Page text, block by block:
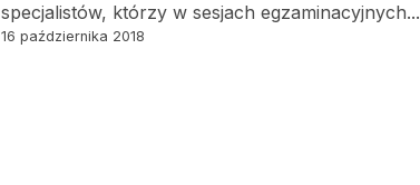
specjalistów, którzy w sesjach egzaminacyjnych...
16 października 2018